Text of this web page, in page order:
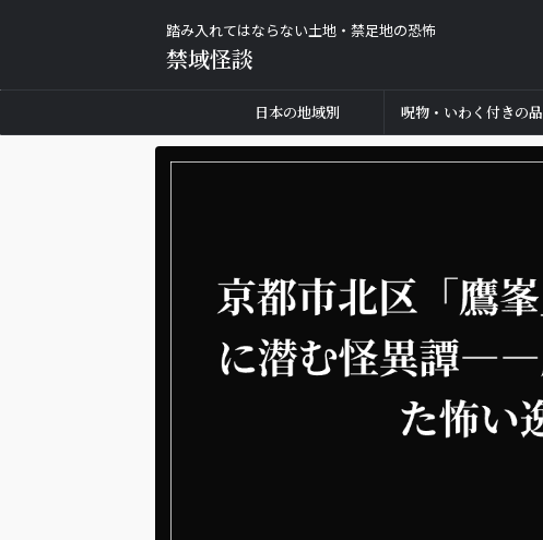
踏み入れてはならない土地・禁足地の恐怖
禁域怪談
日本の地域別 呪物・いわく付きの品